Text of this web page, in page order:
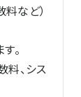
など）
。
料、シス